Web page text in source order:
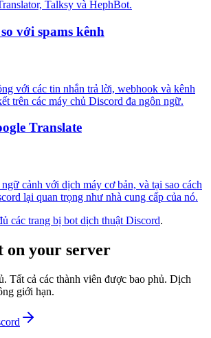
Talksy và HephBot.
với spams kênh
với các tin nhắn trả lời, webhook và kênh
trên các máy chủ Discord đa ngôn ngữ.
Translate
cảnh với dịch máy cơ bản, và tại sao cách
lại quan trọng như nhà cung cấp của nó.
các trang bị bot dịch thuật Discord.
on your server
Tất cả các thành viên được bao phủ. Dịch
giới hạn.